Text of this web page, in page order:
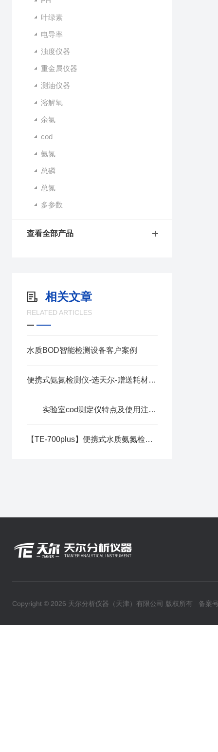
叶绿素
电导率
浊度仪器
重金属仪器
测油仪器
溶解氧
余氯
cod
氨氮
总磷
总氮
多参数
查看全部产品
相关文章
RELATED ARTICLES
水质BOD智能检测设备客户案例
便携式氨氮检测仪-选天尔-赠送耗材试剂
实验室cod测定仪特点及使用注意事项
【TE-700plus】便携式水质氨氮检测仪：精准测量，守护水质安全新标准
Copyright © 2026 天尔分析仪器（天津）有限公司 版权所有 备案